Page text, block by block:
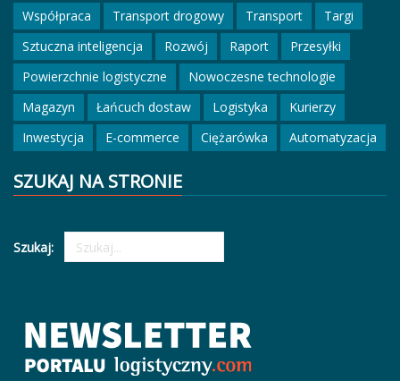
Współpraca Transport drogowy Transport
Targi
Sztuczna inteligencja
Rozwój Raport
Przesyłki
Powierzchnie logistyczne
Nowoczesne technologie
Magazyn
Łańcuch dostaw Logistyka
Kurierzy
Inwestycja
E-commerce Ciężarówka Automatyzacja
SZUKAJ NA STRONIE
Szukaj: